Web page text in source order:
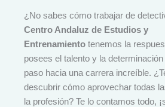
¿No sabes cómo trabajar de
Centro Andaluz de Estudios y
Entrenamiento tenemos la
posees el talento y la
paso hacia una carrera increíble.
descubrir cómo aprovechar todas
la profesión? Te lo contamos todo,